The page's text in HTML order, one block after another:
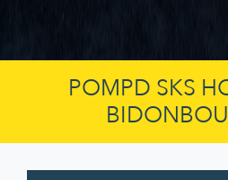
POMPD SKS